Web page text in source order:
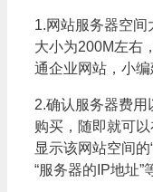
1.网站服务器空间
大小为200M左右
通企业网站，小编
2.确认服务器费
购买，随即就可
显示该网站空间的
“服务器的IP地址”